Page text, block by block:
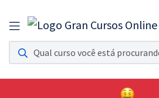
Assinatura Ilimitada 11
Acesso a todos os cursos. Teste grátis por 7 dias!
Assinatura OAB Até Passar